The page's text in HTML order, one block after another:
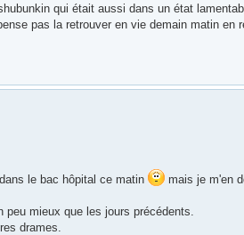
qui était aussi dans un état
pas la retrouver en vie demain matin en
le bac hôpital ce matin
mais je m'en
mieux que les jours précédents.
drames.